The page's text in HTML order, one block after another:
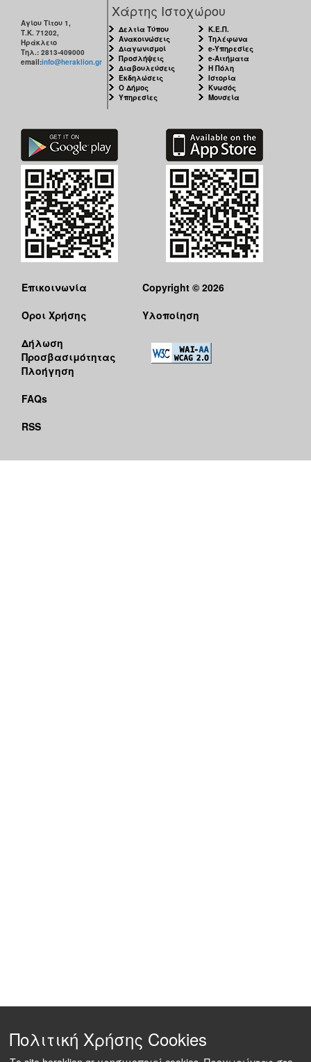
Αγίου Τίτου 1,
Τ.Κ. 71202,
Ηράκλειο
Τηλ.: 2813-409000
email:info@heraklion.gr
Χάρτης Ιστοχώρου
Δελτία Τύπου
Ανακοινώσεις
Διαγωνισμοί
Προσλήψεις
Διαβουλεύσεις
Εκδηλώσεις
Ο Δήμος
Υπηρεσίες
Κ.Ε.Π.
Τηλέφωνα
e-Υπηρεσίες
e-Αιτήματα
Η Πόλη
Ιστορία
Κνωσός
Μουσεία
Επικοινωνία
Όροι Χρήσης
Δήλωση
Προσβασιμότητας
Πλοήγηση
FAQs
RSS
Copyright © 2026
Υλοποίηση
Πολιτική Χρήσης Cookies